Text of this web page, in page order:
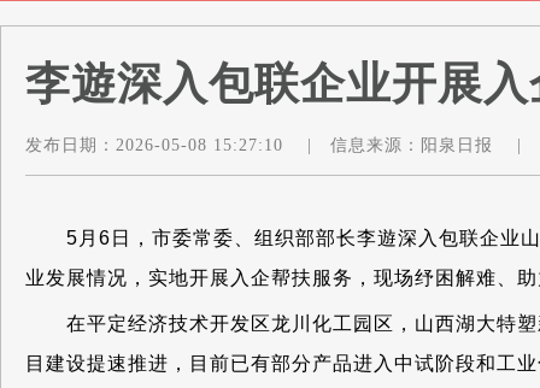
李遊深入包联企业开展
发布日期： 2026-05-08 15:27:10 信息来源： 阳泉日报
5月6日，市委常委、组织部部长李遊深入包联企业山
业发展情况，实地开展入企帮扶服务，现场纾困解难、
在平定经济技术开发区龙川化工园区，山西湖大特塑
目建设提速推进，目前已有部分产品进入中试阶段和工